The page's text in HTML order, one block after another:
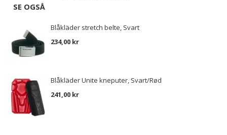
SE OGSÅ
Blåkläder stretch belte, Svart
234,00 kr
Blåkläder Unite kneputer, Svart/Rød
241,00 kr